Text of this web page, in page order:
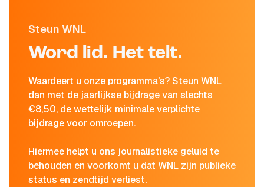
Steun WNL
Word lid. Het telt.
Waardeert u onze programma's? Steun WNL
dan met de jaarlijkse bijdrage van slechts
€8,50, de wettelijk minimale verplichte
bijdrage voor omroepen.
Hiermee helpt u ons journalistieke geluid te
behouden en voorkomt u dat WNL zijn publieke
status en zendtijd verliest.